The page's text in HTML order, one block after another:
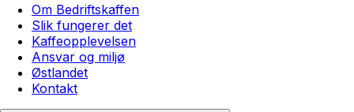
Om Bedriftskaffen
Slik fungerer det
Kaffeopplevelsen
Ansvar og miljø
Østlandet
Kontakt